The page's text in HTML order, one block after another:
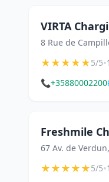
VIRTA
8 Rue de
★★★★★5/5•
📞+35880002200
Freshmile
67 Av. de
★★★★★5/5•